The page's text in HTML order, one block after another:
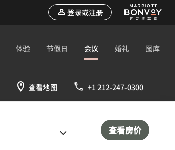
登录或注册
体验 节假日 会议 婚礼 图库
查看地图 +1 212-247-0300
查看房价